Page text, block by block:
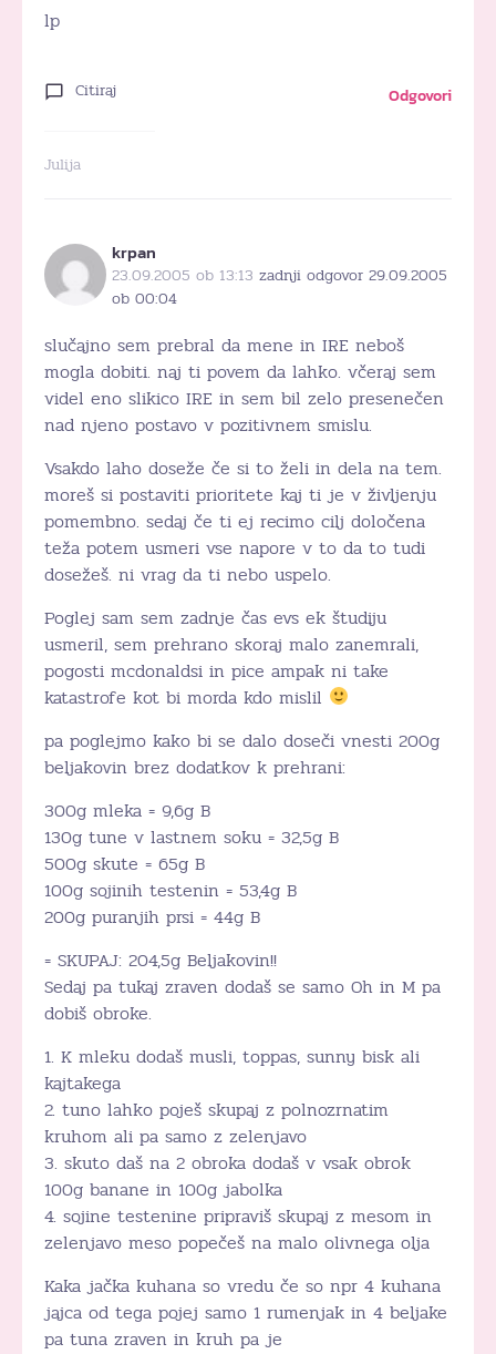
lp
Citiraj Odgovori
Julija
krpan
23.09.2005 ob 13:13 zadnji odgovor 29.09.2005
ob 00:04
slučajno sem prebral da mene in IRE neboš
mogla dobiti. naj ti povem da lahko. včeraj sem
videl eno slikico IRE in sem bil zelo presenečen
nad njeno postavo v pozitivnem smislu.
Vsakdo laho doseže če si to želi in dela na tem.
moreš si postaviti prioritete kaj ti je v življenju
pomembno. sedaj če ti ej recimo cilj določena
teža potem usmeri vse napore v to da to tudi
dosežeš. ni vrag da ti nebo uspelo.
Poglej sam sem zadnje čas evs ek študiju
usmeril, sem prehrano skoraj malo zanemrali,
pogosti mcdonaldsi in pice ampak ni take
katastrofe kot bi morda kdo mislil
pa poglejmo kako bi se dalo doseči vnesti 200g
beljakovin brez dodatkov k prehrani:
300g mleka = 9,6g B
130g tune v lastnem soku = 32,5g B
500g skute = 65g B
100g sojinih testenin = 53,4g B
200g puranjih prsi = 44g B
= SKUPAJ: 204,5g Beljakovin!!
Sedaj pa tukaj zraven dodaš se samo Oh in M pa
dobiš obroke.
1. K mleku dodaš musli, toppas, sunny bisk ali
kajtakega
2. tuno lahko poješ skupaj z polnozrnatim
kruhom ali pa samo z zelenjavo
3. skuto daš na 2 obroka dodaš v vsak obrok
100g banane in 100g jabolka
4. sojine testenine pripraviš skupaj z mesom in
zelenjavo meso popečeš na malo olivnega olja
Kaka jačka kuhana so vredu če so npr 4 kuhana
jajca od tega pojej samo 1 rumenjak in 4 beljake
pa tuna zraven in kruh pa je